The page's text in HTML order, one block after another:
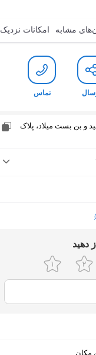
مشابه امکانات نزدیک
تماس
و بن بست میلاد، پلاک
۹:۳۰ تا ۱۴ - ۱۷:۳۰ تا ۲۲
۱۰:۳۰ تا ۱۴ - ۱۸:۱۵ تا ۲۲
دﻫﯿﺪ
مکان